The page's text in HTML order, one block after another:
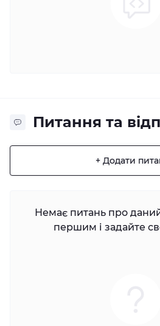
Питання та
+ Додати
Немає питань про
першим і задайте